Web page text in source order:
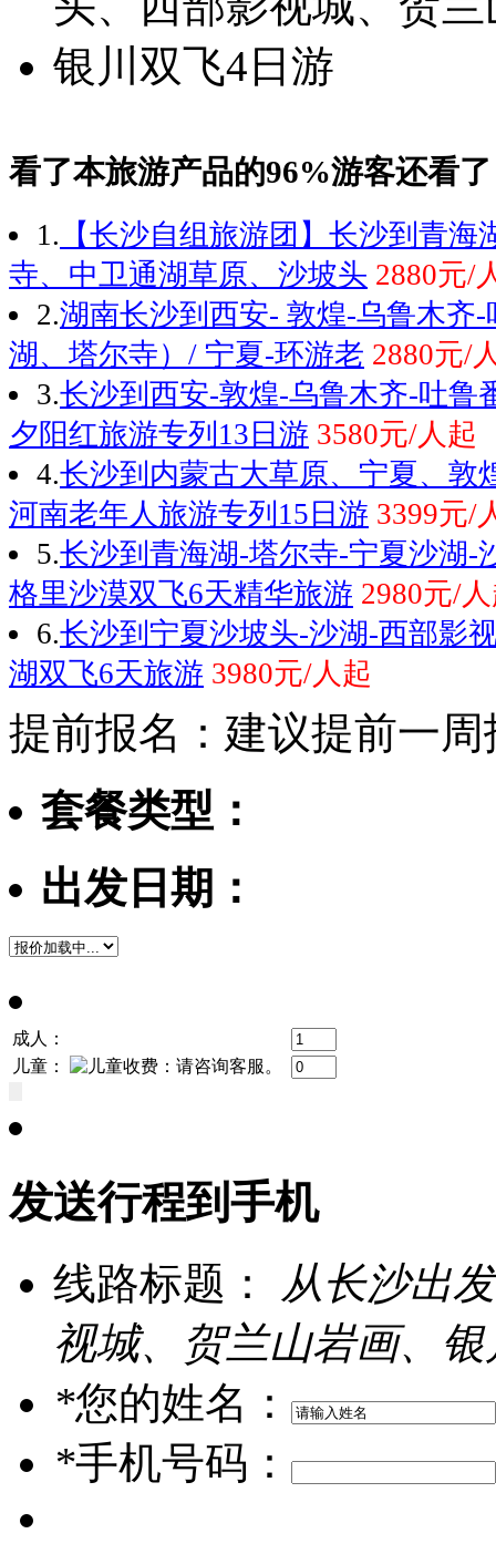
看了本旅游产品的96%游客还看
1. 【长沙自组旅游团】长沙到青
寺、中卫通湖草原、沙坡头 2880元/
2.湖南长沙到西安- 敦煌-乌鲁木齐
湖、塔尔寺）/ 宁夏-环游老 2880元/
3.长沙到西安-敦煌-乌鲁木齐-吐鲁
夕阳红旅游专列13日游 3580元/人起
4.长沙到内蒙古大草原、宁夏、敦
河南老年人旅游专列15日游 3399元/
5.长沙到青海湖-塔尔寺-宁夏沙湖-
格里沙漠双飞6天精华旅游 2980元/
6.长沙到宁夏沙坡头-沙湖-西部影
湖双飞6天旅游 3980元/人起
提前报名：建议提前一周
套餐类型：
出发日期：
成人：
儿童：
发送行程到手机
线路标题：
从长沙出
视城、贺兰山岩画、
*您的姓名：
*手机号码：